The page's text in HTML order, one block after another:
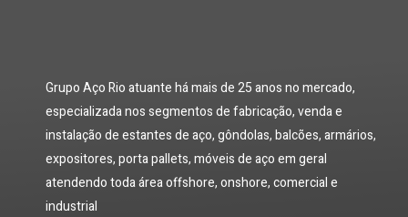
Grupo Aço Rio atuante há mais de 25 anos no mercado,
especializada nos segmentos de fabricação, venda e
instalação de estantes de aço, gôndolas, balcões, armários,
expositores, porta pallets, móveis de aço em geral
atendendo toda área offshore, onshore, comercial e
industrial